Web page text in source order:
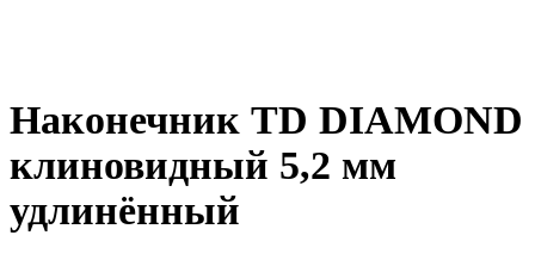
Наконечник TD DIAMOND
клиновидный 5,2 мм
удлинённый